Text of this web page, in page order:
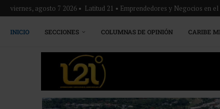
viernes, agosto 7 2026 • Latitud 21 • Emprendedores y Negocios en
INICIO SECCIONES COLUMNAS DE OPINIÓN CARIBE